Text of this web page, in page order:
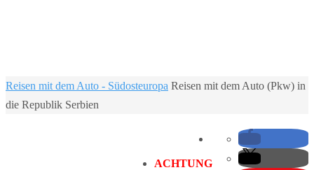
Home
Reisen mit dem Auto - Südosteuropa Reisen mit dem Auto (Pkw) in
die Republik Serbien
ACHTUNG